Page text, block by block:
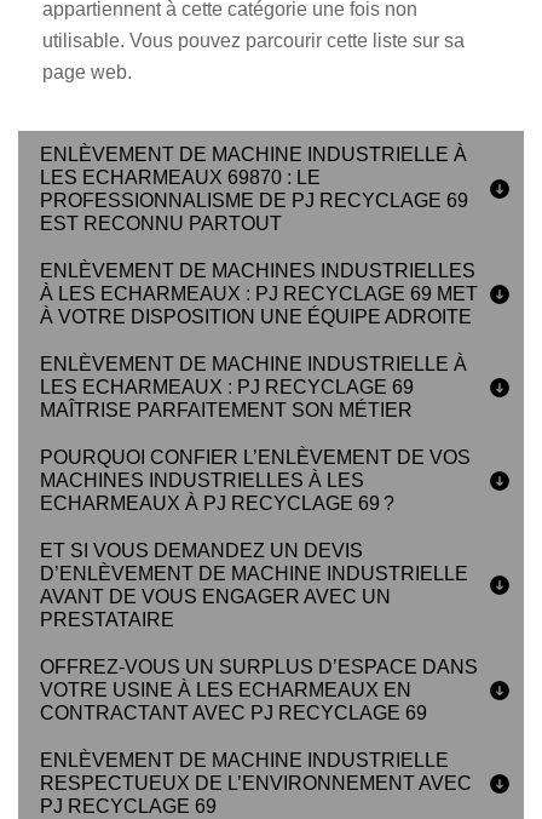
appartiennent à cette catégorie une fois non
utilisable. Vous pouvez parcourir cette liste sur sa
page web.
ENLÈVEMENT DE MACHINE INDUSTRIELLE À
LES ECHARMEAUX 69870 : LE
PROFESSIONNALISME DE PJ RECYCLAGE 69
EST RECONNU PARTOUT
ENLÈVEMENT DE MACHINES INDUSTRIELLES
À LES ECHARMEAUX : PJ RECYCLAGE 69 MET
À VOTRE DISPOSITION UNE ÉQUIPE ADROITE
ENLÈVEMENT DE MACHINE INDUSTRIELLE À
LES ECHARMEAUX : PJ RECYCLAGE 69
MAÎTRISE PARFAITEMENT SON MÉTIER
POURQUOI CONFIER L’ENLÈVEMENT DE VOS
MACHINES INDUSTRIELLES À LES
ECHARMEAUX À PJ RECYCLAGE 69 ?
ET SI VOUS DEMANDEZ UN DEVIS
D’ENLÈVEMENT DE MACHINE INDUSTRIELLE
AVANT DE VOUS ENGAGER AVEC UN
PRESTATAIRE
OFFREZ-VOUS UN SURPLUS D’ESPACE DANS
VOTRE USINE À LES ECHARMEAUX EN
CONTRACTANT AVEC PJ RECYCLAGE 69
ENLÈVEMENT DE MACHINE INDUSTRIELLE
RESPECTUEUX DE L’ENVIRONNEMENT AVEC
PJ RECYCLAGE 69